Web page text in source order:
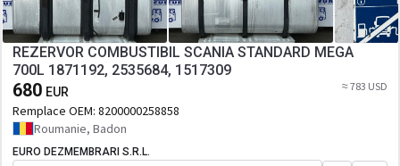
REZERVOR COMBUSTIBIL SCANIA STANDARD MEGA
700L 1871192, 2535684, 1517309
680 EUR ≈ 783 USD
Remplace OEM: 8200000258858
Roumanie, Badon
EURO DEZMEMBRARI S.R.L.